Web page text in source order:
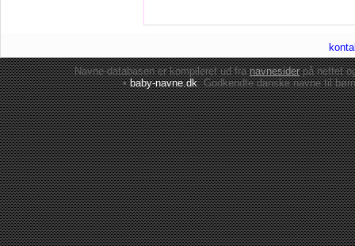
Navne-databasen er kompileret ud franavnesiderpå nettet
•baby-navne.dk: Godkendte danskenavne til børn